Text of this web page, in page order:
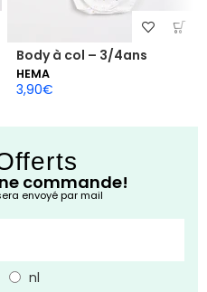
Body à col – 3/4ans
HEMA
3,90€
commande!
envoyé par mail
nl